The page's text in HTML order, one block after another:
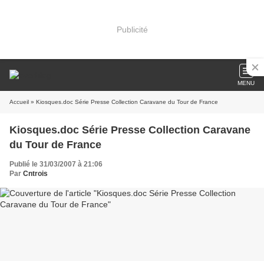
Publicité
MENU
Accueil » Kiosques.doc Série Presse Collection Caravane du Tour de France
Kiosques.doc Série Presse Collection Caravane
du Tour de France
Publié le 31/03/2007 à 21:06
Par Cntrois